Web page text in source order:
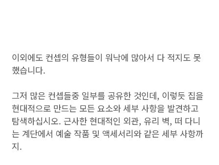
이외에도 컨셉의 유형들이 워낙에 많아서 다 적지도 못
했습니다.
그저 많은 컨셉들중 일부를 공유한 것인데, 이렇듯 집을
현대적으로 만드는 모든 요소와 세부 사항을 발견하고
탐색하십시오. 근사한 현대적인 외관, 유리 벽, 떠 다니
는 계단에서 예술 작품 및 액세서리와 같은 세부 사항까
지.